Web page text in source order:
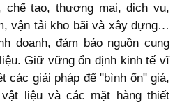
chế tạo, thương mại, dịch vụ,
vận tải kho bãi và xây dựng…
doanh, đảm bảo nguồn cung
Giữ vững ổn định kinh tế vĩ
các giải pháp để "bình ổn" giá,
liệu và các mặt hàng thiết